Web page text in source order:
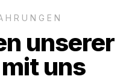
unserer
uns